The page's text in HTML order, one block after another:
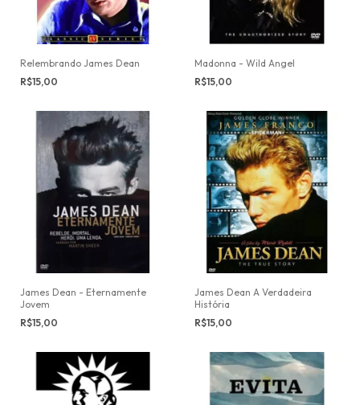
Relembrando James Dean
R$15,00
Madonna - Wild Angel
R$15,00
James Dean - Eternamente
Jovem
R$15,00
James Dean A Verdadeira
História
R$15,00